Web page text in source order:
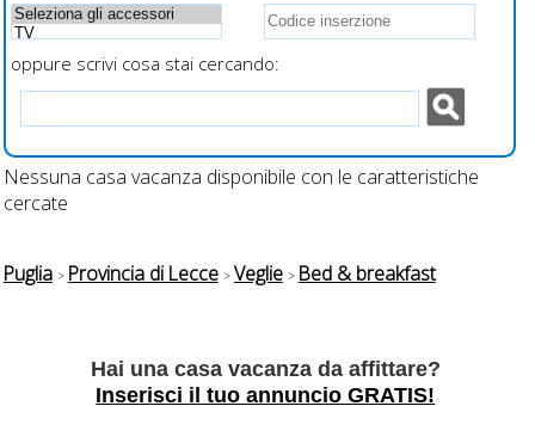
oppure scrivi cosa stai cercando:
Nessuna casa vacanza disponibile con le caratteristiche
cercate
Puglia Provincia di Lecce Veglie Bed & breakfast
Hai una casa vacanza da affittare?
Inserisci il tuo annuncio GRATIS!